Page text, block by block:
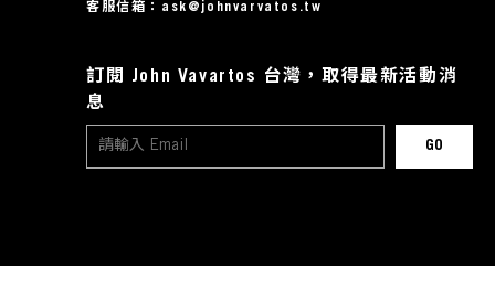
客服信箱：ask@johnvarvatos.tw
訂閱 John Vavartos 台灣，取得最新活動消
息